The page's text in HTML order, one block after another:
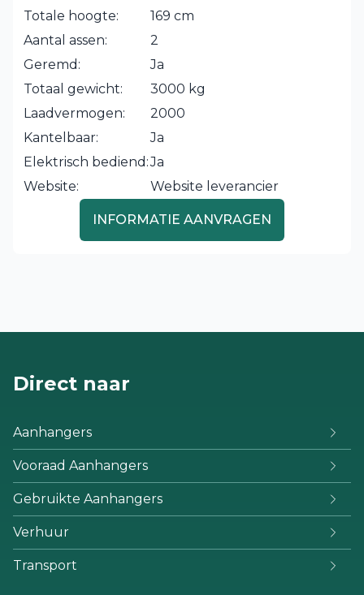
Totale hoogte:
169 cm
Aantal assen:
2
Geremd:
Ja
Totaal gewicht:
3000 kg
Laadvermogen:
2000
Kantelbaar:
Ja
Elektrisch bediend:Ja
Website:
Website leverancier
INFORMATIE AANVRAGEN
Direct naar
Aanhangers
Vooraad Aanhangers
Gebruikte Aanhangers
Verhuur
Transport